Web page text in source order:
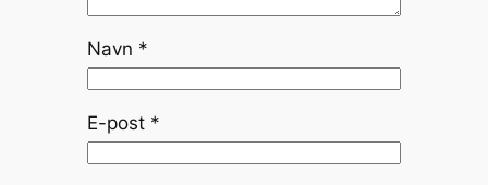
Navn *
E-post *